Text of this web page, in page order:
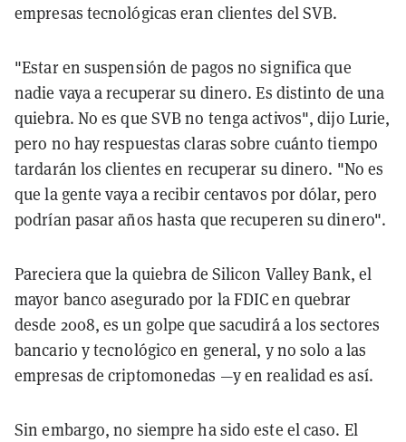
empresas tecnológicas eran clientes del SVB.
"Estar en suspensión de pagos no significa que
nadie vaya a recuperar su dinero. Es distinto de una
quiebra. No es que SVB no tenga activos", dijo Lurie,
pero no hay respuestas claras sobre cuánto tiempo
tardarán los clientes en recuperar su dinero. "No es
que la gente vaya a recibir centavos por dólar, pero
podrían pasar años hasta que recuperen su dinero".
Pareciera que la quiebra de Silicon Valley Bank, el
mayor banco asegurado por la FDIC en quebrar
desde 2008, es un golpe que sacudirá a los sectores
bancario y tecnológico en general, y no solo a las
empresas de criptomonedas —y en realidad es así.
Sin embargo, no siempre ha sido este el caso. El